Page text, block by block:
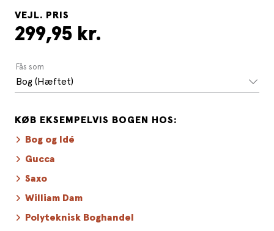
VEJL. PRIS
299,95 kr.
Fås som
Bog (Hæftet)
KØB EKSEMPELVIS BOGEN HOS:
Bog og Idé
Gucca
Saxo
William Dam
Polyteknisk Boghandel